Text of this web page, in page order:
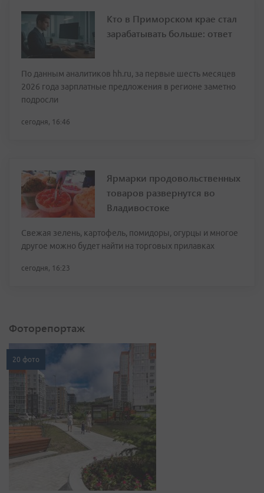
Кто в Приморском крае стал
зарабатывать больше: ответ
По данным аналитиков hh.ru, за первые шесть месяцев
2026 года зарплатные предложения в регионе заметно
подросли
сегодня, 16:46
Ярмарки продовольственных
товаров развернутся во
Владивостоке
Свежая зелень, картофель, помидоры, огурцы и многое
другое можно будет найти на торговых прилавках
сегодня, 16:23
Фоторепортаж
20 фото